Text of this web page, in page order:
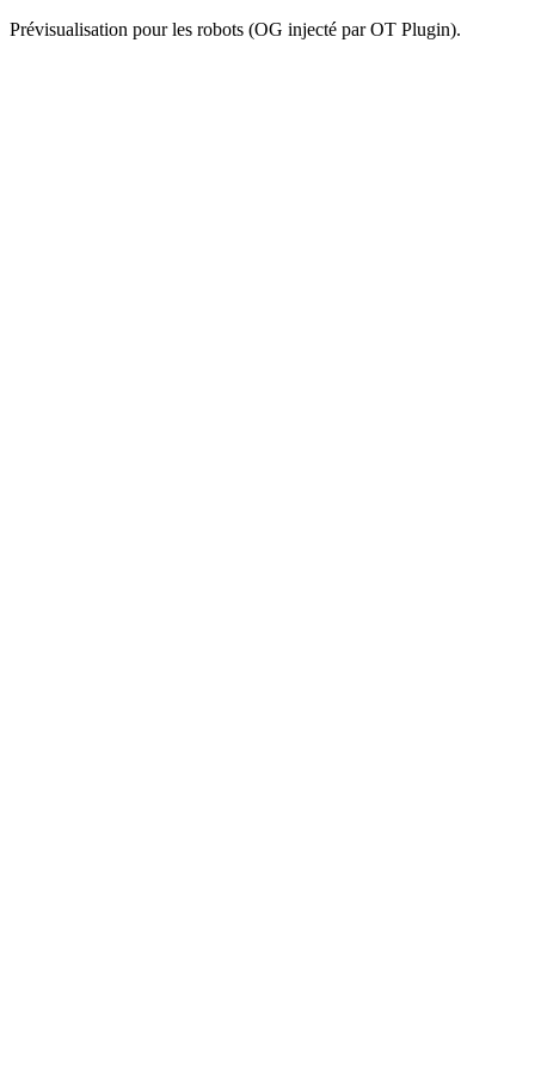
Prévisualisation pour les robots (OG injecté par OT Plugin).